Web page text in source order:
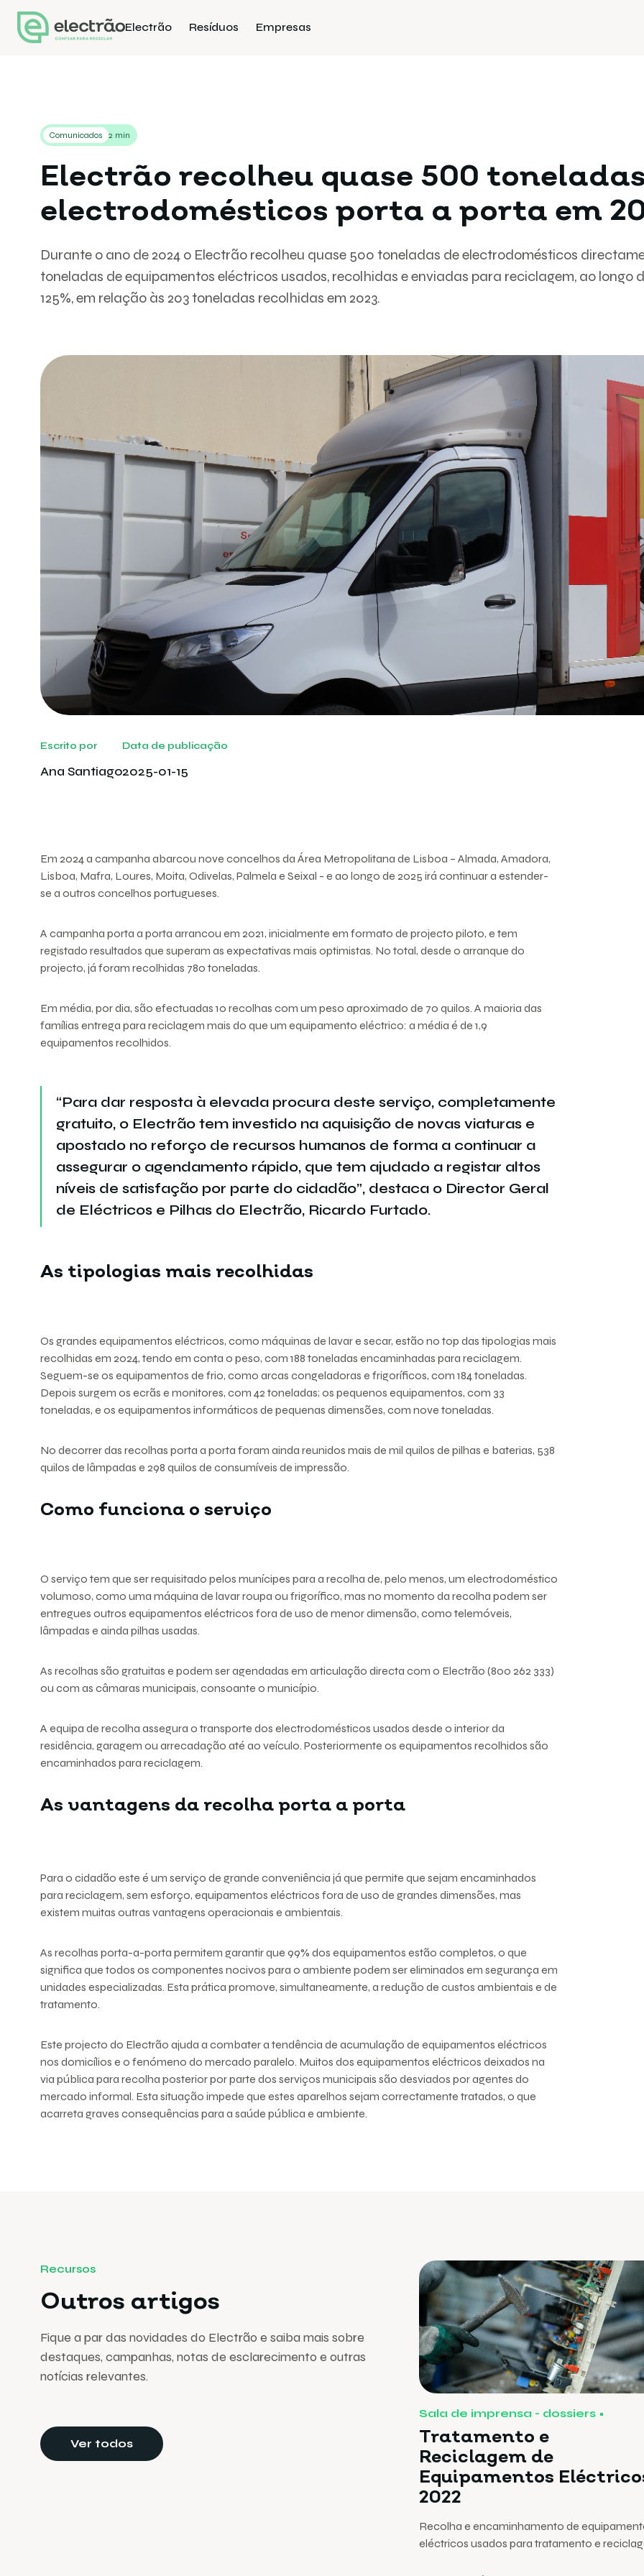
Electrão Resíduos Empresas
Comunicados 2 min
Electrão recolheu quase 500
electrodomésticos porta a porta em
Durante o ano de 2024 o Electrão recolheu quase 500 toneladas de electrodomésticos
toneladas de equipamentos eléctricos usados, recolhidas e enviadas para reciclagem, ao longo
125%, em relação às 203 toneladas recolhidas em 2023.
Escrito por
Ana Santiago
Data de publicação
2025-01-15
Em 2024 a campanha abarcou nove concelhos da Área Metropolitana de Lisboa – Almada, Amadora,
Lisboa, Mafra, Loures, Moita, Odivelas, Palmela e Seixal - e ao longo de 2025 irá continuar a estender-
se a outros concelhos portugueses.
A campanha porta a porta arrancou em 2021, inicialmente em formato de projecto piloto, e tem
registado resultados que superam as expectativas mais optimistas. No total, desde o arranque do
projecto, já foram recolhidas 780 toneladas.
Em média, por dia, são efectuadas 10 recolhas com um peso aproximado de 70 quilos. A maioria das
famílias entrega para reciclagem mais do que um equipamento eléctrico: a média é de 1,9
equipamentos recolhidos.
“Para dar resposta à elevada procura deste serviço, completamente
gratuito, o Electrão tem investido na aquisição de novas viaturas e
apostado no reforço de recursos humanos de forma a continuar a
assegurar o agendamento rápido, que tem ajudado a registar altos
níveis de satisfação por parte do cidadão”, destaca o Director Geral
de Eléctricos e Pilhas do Electrão, Ricardo Furtado.
As tipologias mais recolhidas
Os grandes equipamentos eléctricos, como máquinas de lavar e secar, estão no top das tipologias mais
recolhidas em 2024, tendo em conta o peso, com 188 toneladas encaminhadas para reciclagem.
Seguem-se os equipamentos de frio, como arcas congeladoras e frigoríficos, com 184 toneladas.
Depois surgem os ecrãs e monitores, com 42 toneladas; os pequenos equipamentos, com 33
toneladas, e os equipamentos informáticos de pequenas dimensões, com nove toneladas.
No decorrer das recolhas porta a porta foram ainda reunidos mais de mil quilos de pilhas e baterias, 538
quilos de lâmpadas e 298 quilos de consumíveis de impressão.
Como funciona o serviço
O serviço tem que ser requisitado pelos munícipes para a recolha de, pelo menos, um electrodoméstico
volumoso, como uma máquina de lavar roupa ou frigorífico, mas no momento da recolha podem ser
entregues outros equipamentos eléctricos fora de uso de menor dimensão, como telemóveis,
lâmpadas e ainda pilhas usadas.
As recolhas são gratuitas e podem ser agendadas em articulação directa com o Electrão (800 262 333)
ou com as câmaras municipais, consoante o município.
A equipa de recolha assegura o transporte dos electrodomésticos usados desde o interior da
residência, garagem ou arrecadação até ao veículo. Posteriormente os equipamentos recolhidos são
encaminhados para reciclagem.
As vantagens da recolha porta a porta
Para o cidadão este é um serviço de grande conveniência já que permite que sejam encaminhados
para reciclagem, sem esforço, equipamentos eléctricos fora de uso de grandes dimensões, mas
existem muitas outras vantagens operacionais e ambientais.
As recolhas porta-a-porta permitem garantir que 99% dos equipamentos estão completos, o que
significa que todos os componentes nocivos para o ambiente podem ser eliminados em segurança em
unidades especializadas. Esta prática promove, simultaneamente, a redução de custos ambientais e de
tratamento.
Este projecto do Electrão ajuda a combater a tendência de acumulação de equipamentos eléctricos
nos domicílios e o fenómeno do mercado paralelo. Muitos dos equipamentos eléctricos deixados na
via pública para recolha posterior por parte dos serviços municipais são desviados por agentes do
mercado informal. Esta situação impede que estes aparelhos sejam correctamente tratados, o que
acarreta graves consequências para a saúde pública e ambiente.
Recursos
Outros artigos
Fique a par das novidades do Electrão e saiba mais sobre
destaques, campanhas, notas de esclarecimento e outras
notícias relevantes.
Ver todos
Sala de imprensa - dossiers
Tratamento e
Reciclagem de
Equipamentos
2022
Recolha e encaminhamento de
eléctricos usados para tratamento e